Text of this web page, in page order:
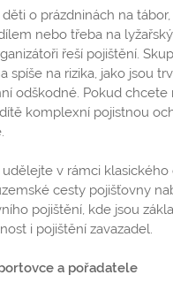
o prázdninách na
nebo třeba na
řeší pojištění.
spíše na rizika, jako jsou
odškodné. Pokud chcete
komplexní pojistnou
udělejte v rámci
cesty pojišťovny
pojištění, kde jsou
i pojištění zavazadel.
a pořadatele